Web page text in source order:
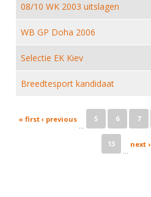
Oprichting Vereniging
Overschrijven leden
Scheidsrechterslijst
Verwerk wedstrijduitslagen
NK organiseren
Geschiedenis van het schermen
Infotheek
Bibliotheek
ALV
Touché
08/10 WK 2003 uitslagen
WB GP Doha 2006
Selectie EK Kiev
Breedtesport kandidaat
Pages
« first ‹ previous
…
5 6 7
13
…
next ›